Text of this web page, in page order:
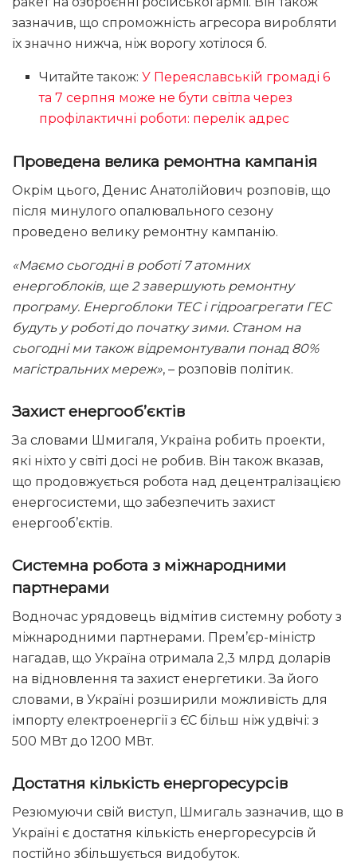
зазначив, що спроможність агресора виробляти
їх значно нижча, ніж ворогу хотілося б.
Читайте також:У Переяславській громаді 6
та 7 серпня може не бути світла через
профілактичні роботи: перелік адрес
Проведена велика ремонтна кампанія
Окрім цього, Денис Анатолійович розповів, що
після минулого опалювального сезону
проведено велику ремонтну кампанію.
«Маємо сьогодні в роботі 7 атомних
енергоблоків, ще 2 завершують ремонтну
програму. Енергоблоки ТЕС і гідроагрегати ГЕС
будуть у роботі до початку зими. Станом на
сьогодні ми також відремонтували понад 80%
магістральних мереж», – розповів політик.
Захист енергооб’єктів
За словами Шмигаля, Україна робить проекти,
які ніхто у світі досі не робив. Він також вказав,
що продовжується робота над децентралізацією
енергосистеми, що забезпечить захист
енергооб’єктів.
Системна робота з міжнародними
партнерами
Водночас урядовець відмітив системну роботу з
міжнародними партнерами. Прем’єр-міністр
нагадав, що Україна отримала 2,3 млрд доларів
на відновлення та захист енергетики. За його
словами, в Україні розширили можливість для
імпорту електроенергії з ЄС більш ніж удвічі: з
500 МВт до 1200 МВт.
Достатня кількість енергоресурсів
Резюмуючи свій виступ, Шмигаль зазначив, що в
Україні є достатня кількість енергоресурсів й
постійно збільшується видобуток.